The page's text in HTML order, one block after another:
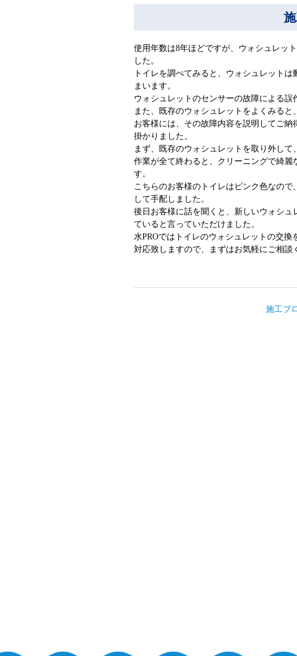
使用年数は8年ほどですが、ウォシュレッ
した。
トイレを調べてみると、ウォシュレット
まいます。
ウォシュレットのセンサーの故障による誤
また、既存のウォシュレットをよくみると
お客様には、その故障内容を説明してご
掛かりました。
まず、既存のウォシュレットを取り外して
作業が全て終わると、クリーニングで綺
す。
こちらのお客様のトイレはピンク色なの
して手配しました。
後日お客様に話を聞くと、新しいウォシ
ていると言っていただけました。
水PROではトイレのウォシュレットの交
対応致しますので、まずはお気軽にご相談
施工ブ